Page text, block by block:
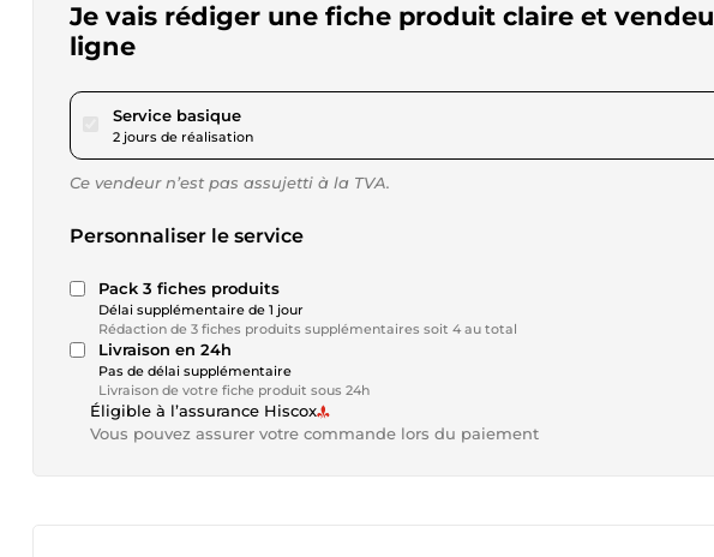
Je vais rédiger une fiche produit claire et
ligne
Service basiquepour 28,90 $US
2 jours de réalisation
Ce vendeur n’est pas assujetti à la TVA.
Personnaliser le service
Pack 3 fiches produits
Délai supplémentaire de 1 jour
Rédaction de 3 fiches produits supplémentaires soit 4 au total
Livraison en 24h
Pas de délai supplémentaire
Livraison de votre fiche produit sous 24h
Éligible à l’assurance Hiscox
Vous pouvez assurer votre commande lors du paiement